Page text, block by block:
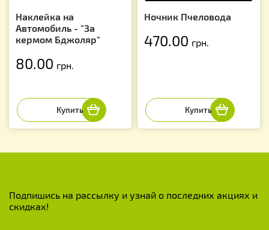
Наклейка на
Автомобиль - "За
кермом Бджоляр"
80.00 грн.
Ночник Пчеловода
470.00 грн.
Подпишись на рассылку и узнай о последних акциях и
скидках!